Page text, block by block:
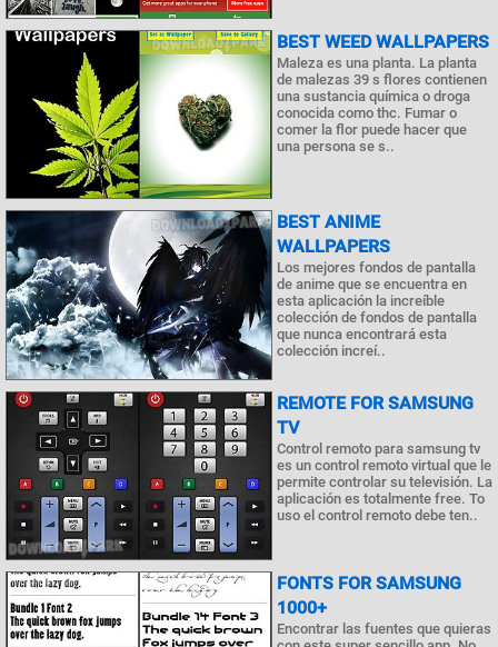
BEST WEED WALLPAPERS
Maleza es una planta. La planta
de malezas 39 s flores contienen
una sustancia química o droga
conocida como thc. Fumar o
comer la flor puede hacer que
una persona se s..
BEST ANIME
WALLPAPERS
Los mejores fondos de pantalla
de anime que se encuentra en
esta aplicación la increíble
colección de fondos de pantalla
que nunca encontrará esta
colección increí..
REMOTE FOR SAMSUNG
TV
Control remoto para samsung tv
es un control remoto virtual que le
permite controlar su televisión. La
aplicación es totalmente free. To
uso el control remoto debe ten..
FONTS FOR SAMSUNG
1000+
Encontrar las fuentes que quieras